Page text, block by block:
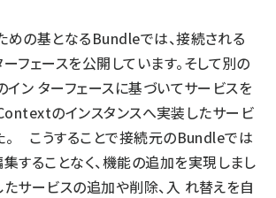
めの基となるBundleでは、接続される
フェースを公開しています。そして別の
イン ターフェースに基づいてサービスを
のインスタンスへ実装したサービ
。 こうすることで接続元のBundleでは
することなく、機能の追加を実現しまし
たサービスの追加や削除、入 れ替えを自